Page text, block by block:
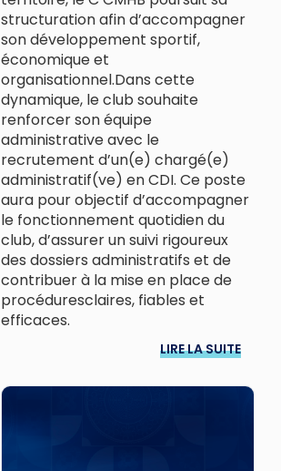
structuration afin d’accompagner
son développement sportif,
économique et
organisationnel.Dans cette
dynamique, le club souhaite
renforcer son équipe
administrative avec le
recrutement d’un(e) chargé(e)
administratif(ve) en CDI. Ce poste
aura pour objectif d’accompagner
le fonctionnement quotidien du
club, d’assurer un suivi rigoureux
des dossiers administratifs et de
contribuer à la mise en place de
procéduresclaires, fiables et
efficaces.
LIRE LA SUITE